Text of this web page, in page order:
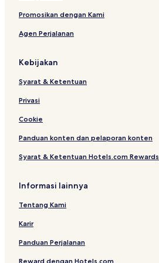
Promosikan dengan Kami
Agen Perjalanan
Kebijakan
Syarat & Ketentuan
Privasi
Cookie
Panduan konten dan pelaporan konten
Syarat & Ketentuan Hotels.com Rewards
Informasi lainnya
Tentang Kami
Karir
Panduan Perjalanan
Reward dengan Hotels.com